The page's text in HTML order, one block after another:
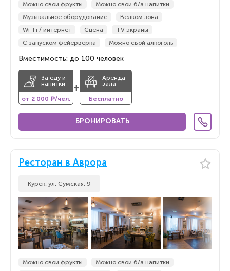
Можно свои фрукты
Можно свои б/а напитки
Музыкальное оборудование
Велком зона
Wi-Fi / интернет
Сцена
TV экраны
С запуском фейерверка
Можно свой алкоголь
Вместимость: до 100 человек
За еду и
напитки
от 2 000 ₽/чел.
+
Аренда
зала
Бесплатно
БРОНИРОВАТЬ
Ресторан в Аврора
Курск, ул. Сумская, 9
Можно свои фрукты
Можно свои б/а напитки